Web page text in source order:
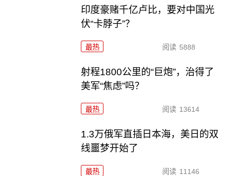
印度豪赌千亿卢比，要对中国光
伏“卡脖子”？
最热 阅读 5888
射程1800公里的“巨炮”，治得了
美军“焦虑”吗？
最热 阅读 13614
1.3万俄军直插日本海，美日的双
线噩梦开始了
最热 阅读 11146